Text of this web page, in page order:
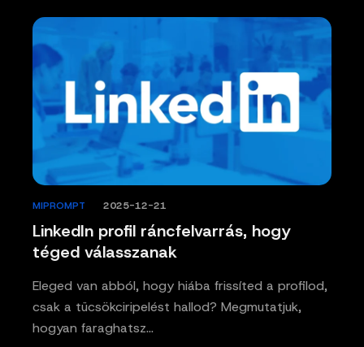
LinkedIn profil ráncfelvarrás, hogy
téged válasszanak
MIPROMPT 2025-12-21
Eleged van abból, hogy hiába frissíted a profilod,
csak a tücsökciripelést hallod? Megmutatjuk,
hogyan faraghatsz…